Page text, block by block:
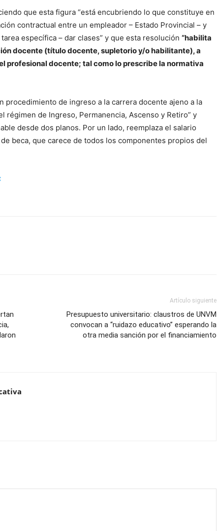
que esta figura “está encubriendo lo que constituye en
contractual entre un empleador – Estado Provincial – y
específica – dar clases” y que esta resolución “habilita
docente (título docente, supletorio y/o habilitante), a
profesional docente; tal como lo prescribe la normativa
procedimiento de ingreso a la carrera docente ajeno a la
régimen de Ingreso, Permanencia, Ascenso y Retiro” y
desde dos planos. Por un lado, reemplaza el salario
beca, que carece de todos los componentes propios del
Artículo siguiente
Presupuesto universitario: claustros de UNVM
convocan a “ruidazo educativo” esperando la
otra media sanción por el financiamiento